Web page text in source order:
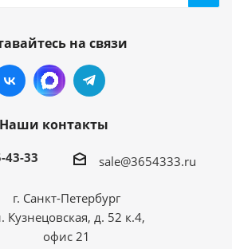
на связи
Наши контакты
43-33 sale@3654333.ru
г. Санкт-Петербург
Кузнецовская, д. 52 к.4,
офис 21